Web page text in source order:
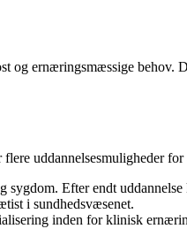
ernæringsmæssige behov.
uddannelsesmuligheder
sygdom. Efter endt
i sundhedsvæsenet.
inden for klinisk